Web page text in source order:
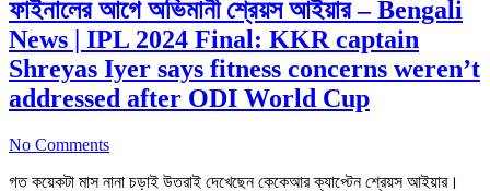
ফাইনালের আগে অভিমানী শ্রেয়স আইয়ার – Bengali
News | IPL 2024 Final: KKR captain
Shreyas Iyer says fitness concerns weren’t
addressed after ODI World Cup
No Comments
গত কয়েকটা মাস নানা চড়াই উতরাই দেখেছেন কেকেআর ক্যাপ্টেন শ্রেয়স আইয়ার।